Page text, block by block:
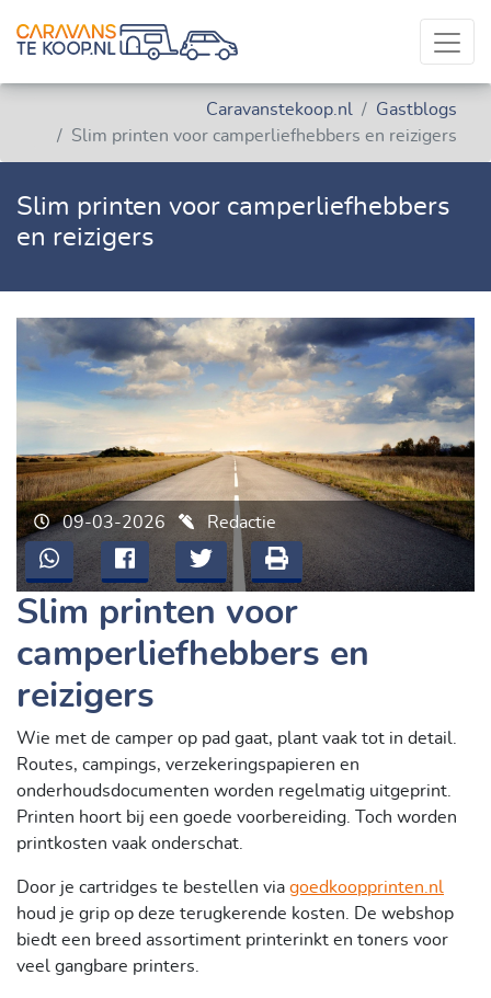
Caravanstekoop.nl
Gastblogs
Slim printen voor camperliefhebbers en reizigers
Slim printen voor camperliefhebbers
en reizigers
09-03-2026 Redactie
Slim printen voor
camperliefhebbers en
reizigers
Wie met de camper op pad gaat, plant vaak tot in detail.
Routes, campings, verzekeringspapieren en
onderhoudsdocumenten worden regelmatig uitgeprint.
Printen hoort bij een goede voorbereiding. Toch worden
printkosten vaak onderschat.
Door je cartridges te bestellen via goedkoopprinten.nl
houd je grip op deze terugkerende kosten. De webshop
biedt een breed assortiment printerinkt en toners voor
veel gangbare printers.